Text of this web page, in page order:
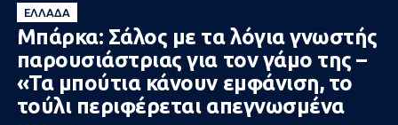
ΕΛΛΆΔΑ
Μπάρκα: Σάλος με τα λόγια γνωστής
παρουσιάστριας για τον γάμο της –
«Τα μπούτια κάνουν εμφάνιση, το
τούλι περιφέρεται απεγνωσμένα